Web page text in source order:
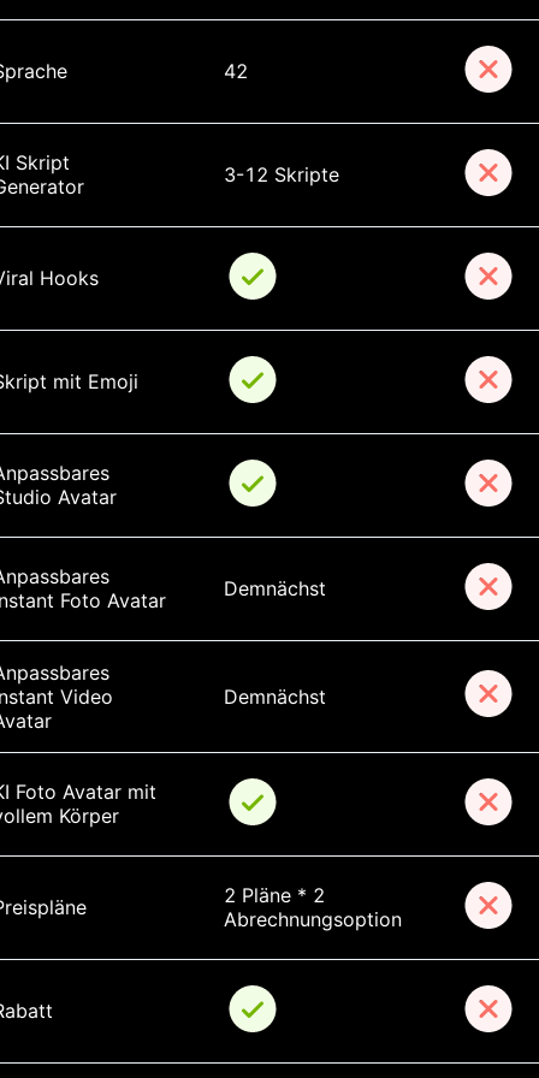
42
Skript
3-12 Skripte
Hooks
mit Emoji
Avatar
Foto Avatar
Demnächst
Video
Demnächst
Foto Avatar mit
Körper
2 Pläne * 2
Abrechnungsoption